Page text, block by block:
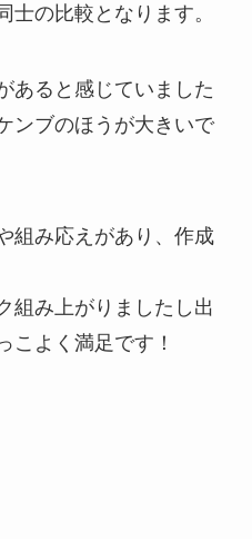
士の比較となります。
あると感じていました
ンブのほうが大きいで
組み応えがあり、作成
組み上がりましたし出
こよく満足です！